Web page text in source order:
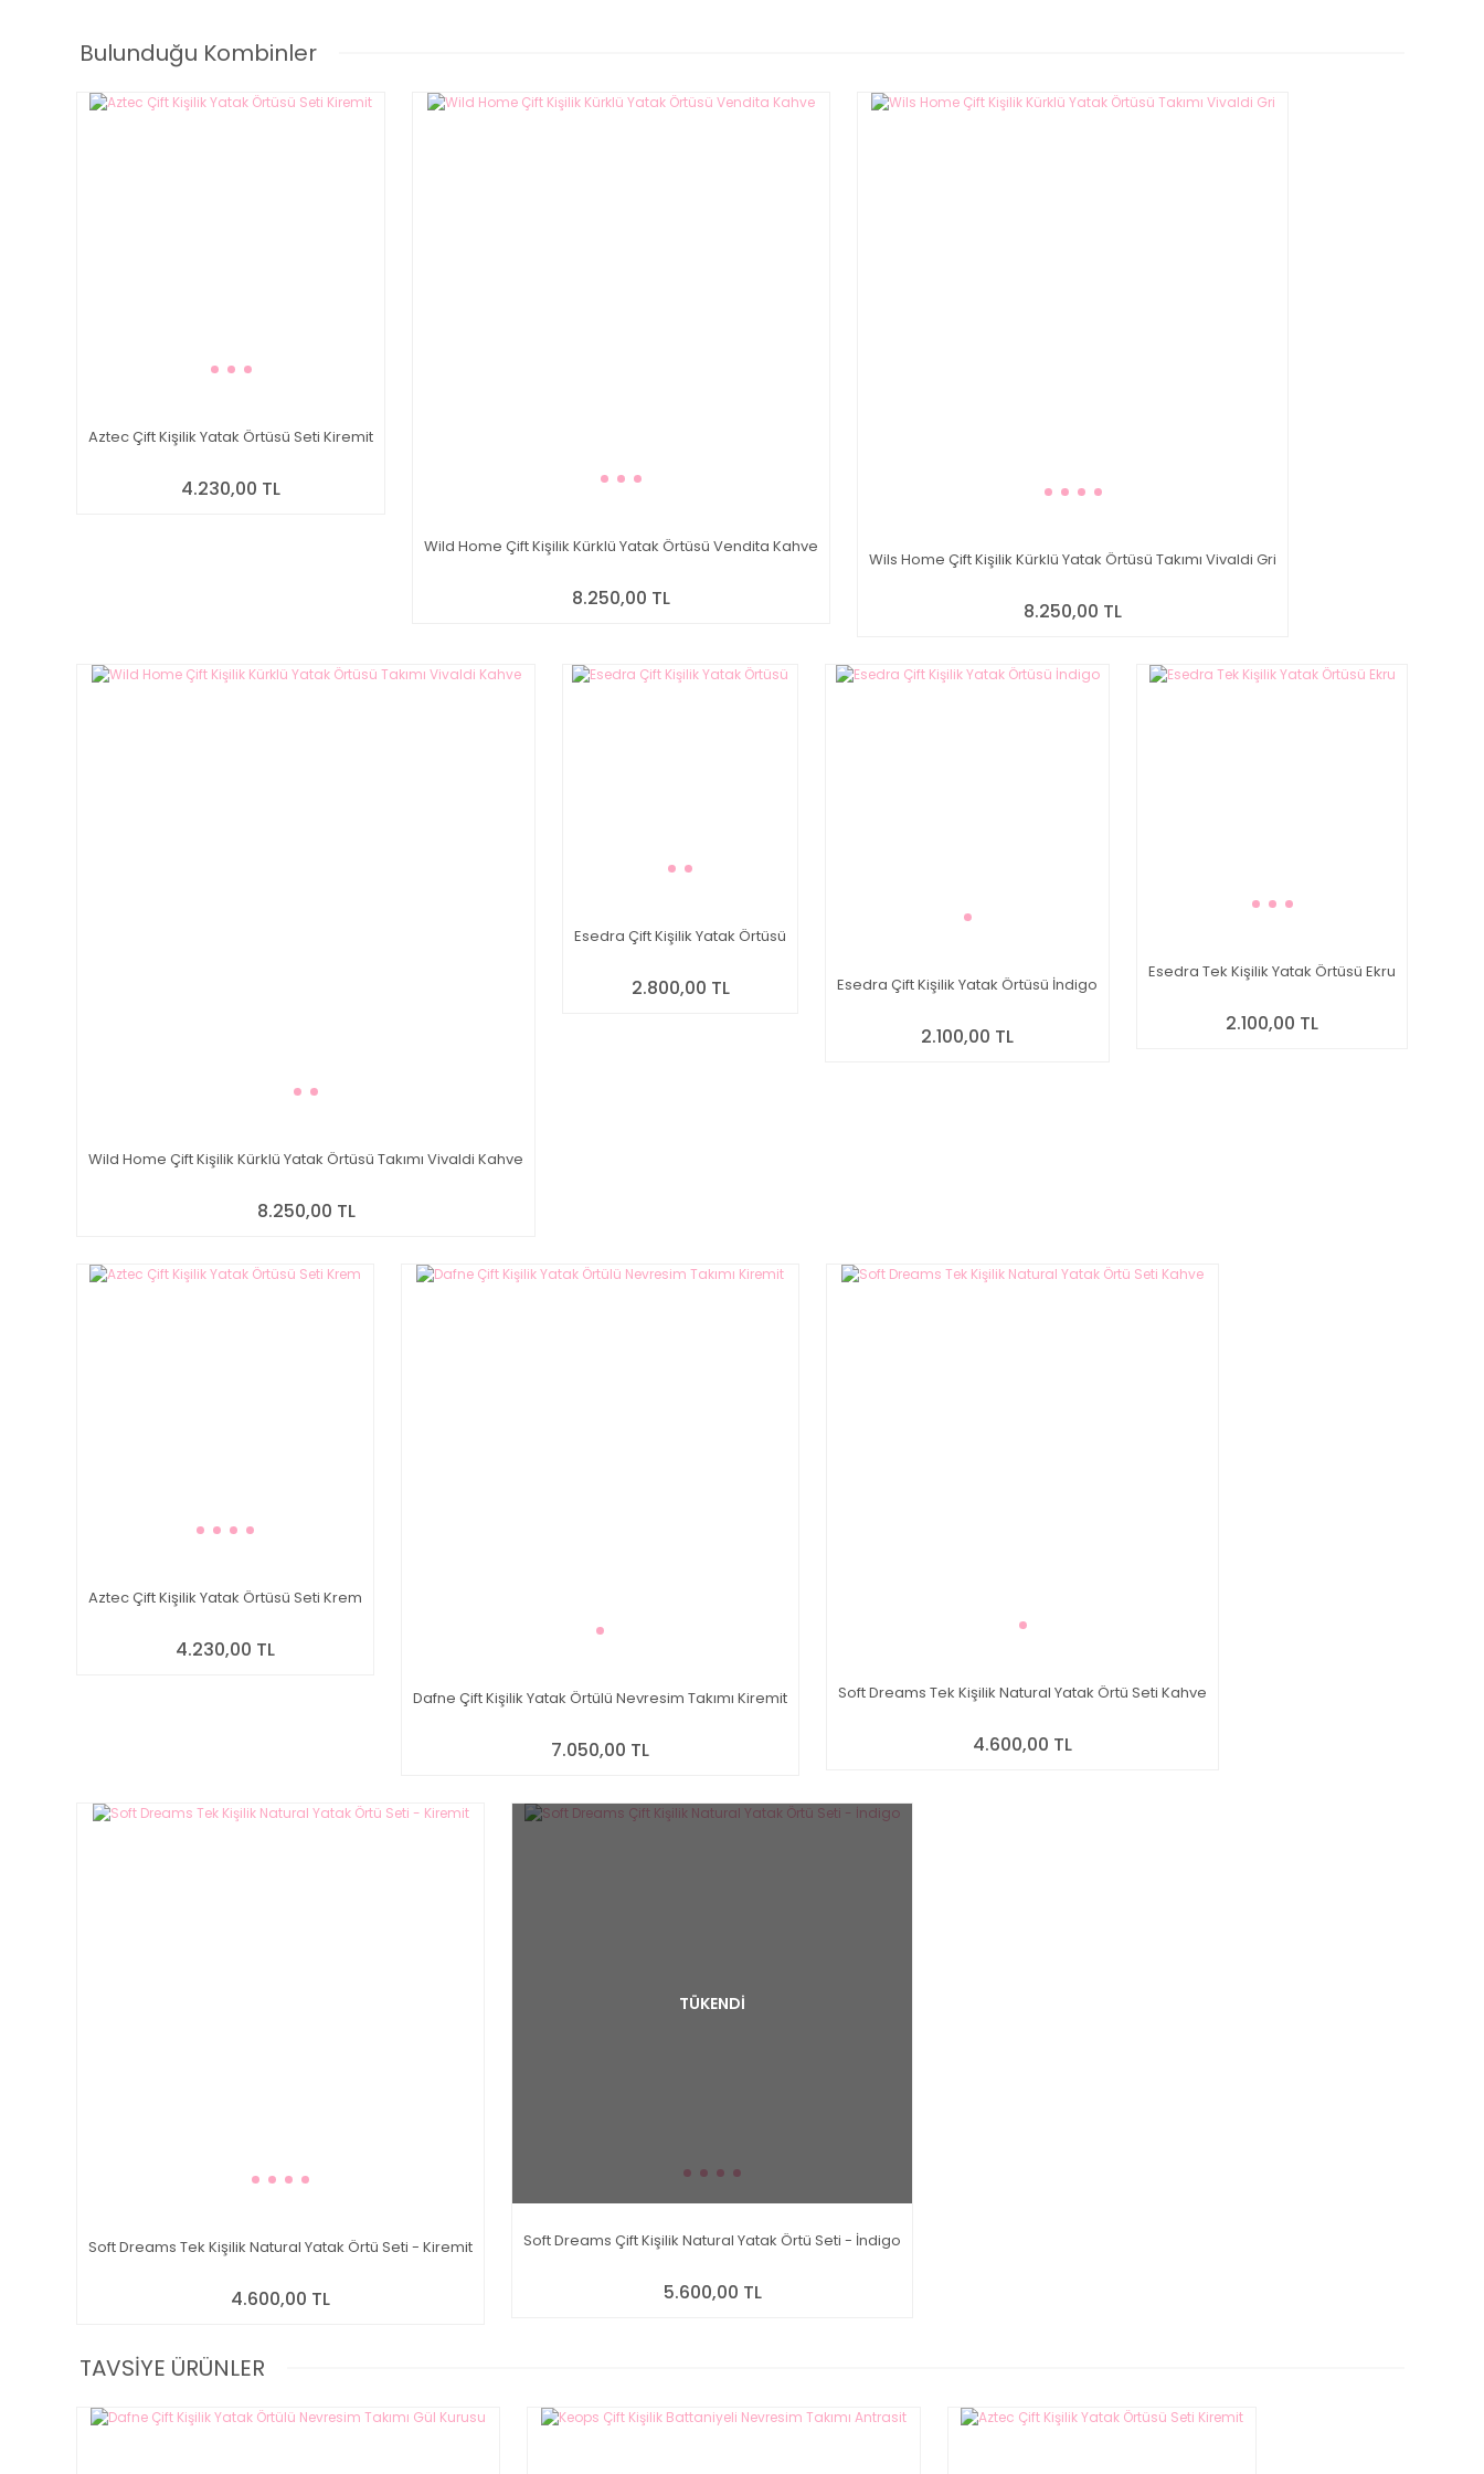
Bulunduğu Kombinler
Aztec Çift Kişilik Yatak Örtüsü Seti Kiremit
4.230,00 TL
Wild Home Çift Kişilik Kürklü Yatak Örtüsü Vendita Kahve
8.250,00 TL
Wils Home Çift Kişilik Kürklü Yatak Örtüsü Takımı Vivaldi Gri
8.250,00 TL
Wild Home Çift Kişilik Kürklü Yatak Örtüsü Takımı Vivaldi Kahve
8.250,00 TL
Esedra Çift Kişilik Yatak Örtüsü
2.800,00 TL Esedra Çift Kişilik Yatak Örtüsü İndigo
2.100,00 TL
Esedra Tek Kişilik Yatak Örtüsü Ekru
2.100,00 TL
Aztec Çift Kişilik Yatak Örtüsü Seti Krem
4.230,00 TL
Dafne Çift Kişilik Yatak Örtülü Nevresim Takımı Kiremit
7.050,00 TL
Soft Dreams Tek Kişilik Natural Yatak Örtü Seti Kahve
4.600,00 TL
Soft Dreams Tek Kişilik Natural Yatak Örtü Seti - Kiremit
4.600,00 TL
TÜKENDİ
Soft Dreams Çift Kişilik Natural Yatak Örtü Seti - İndigo
5.600,00 TL
TAVSİYE ÜRÜNLER